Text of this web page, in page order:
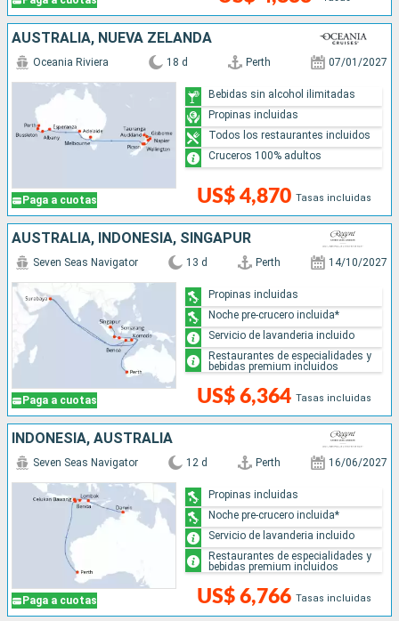
AUSTRALIA, NUEVA ZELANDA
Paga a cuotas
Oceania Riviera 18 d Perth 07/01/2027
US$ 4,870 Tasas incluidas
Bebidas sin alcohol ilimitadas
Propinas incluidas
Todos los restaurantes incluidos
Cruceros 100% adultos
AUSTRALIA, INDONESIA, SINGAPUR
Paga a cuotas
Seven Seas Navigator 13 d Perth 14/10/2027
US$ 6,364 Tasas incluidas
Propinas incluidas
Noche pre-crucero incluida*
Servicio de lavanderia incluido
Restaurantes de especialidades y
bebidas premium incluidos
INDONESIA, AUSTRALIA
Paga a cuotas
Seven Seas Navigator 12 d Perth 16/06/2027
US$ 6,766 Tasas incluidas
Propinas incluidas
Noche pre-crucero incluida*
Servicio de lavanderia incluido
Restaurantes de especialidades y
bebidas premium incluidos